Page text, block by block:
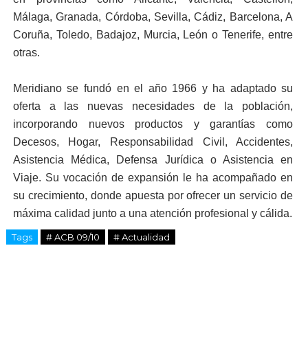
Málaga, Granada, Córdoba, Sevilla, Cádiz, Barcelona, A
Coruña, Toledo, Badajoz, Murcia, León o Tenerife, entre
otras.
Meridiano se fundó en el año 1966 y ha adaptado su
oferta a las nuevas necesidades de la población,
incorporando nuevos productos y garantías como
Decesos, Hogar, Responsabilidad Civil, Accidentes,
Asistencia Médica, Defensa Jurídica o Asistencia en
Viaje. Su vocación de expansión le ha acompañado en
su crecimiento, donde apuesta por ofrecer un servicio de
máxima calidad junto a una atención profesional y cálida.
Tags # ACB 09/10 # Actualidad